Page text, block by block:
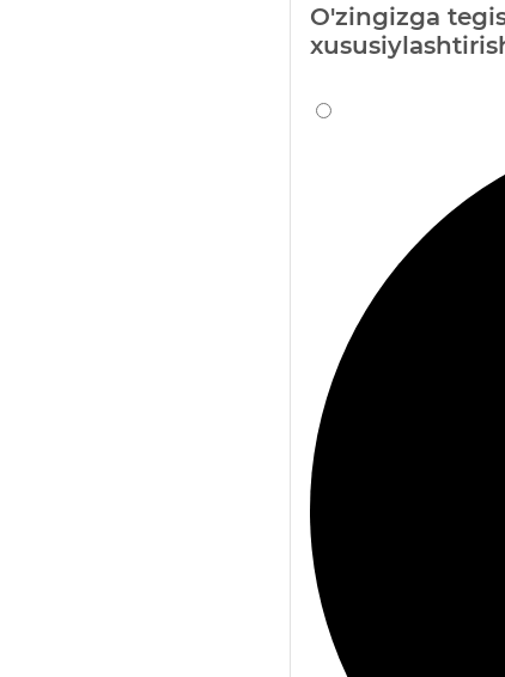
O'zingizga